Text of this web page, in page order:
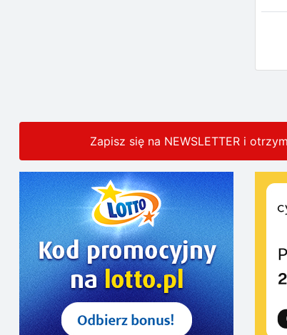
Zapisz się na NEWSLETTER i